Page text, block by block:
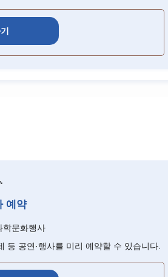
예약
학문화행사
등 공연·행사를 미리 예약할 수 있습니다.